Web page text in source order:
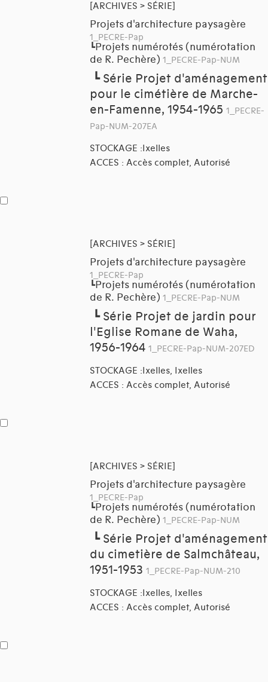
[ARCHIVES > SÉRIE]
Projets d'architecture paysagère
1_PECRE-Pap
┗Projets numérotés (numérotation
de R. Pechère) 1_PECRE-Pap-NUM
┗ Série Projet d'aménagement
pour le cimétière de Marche-
en-Famenne, 1954-1965 1_PECRE-
Pap-NUM-207EA
STOCKAGE :Ixelles
ACCES : Accès complet, Autorisé
[ARCHIVES > SÉRIE]
Projets d'architecture paysagère
1_PECRE-Pap
┗Projets numérotés (numérotation
de R. Pechère) 1_PECRE-Pap-NUM
┗ Série Projet de jardin pour
l'Eglise Romane de Waha,
1956-1964 1_PECRE-Pap-NUM-207ED
STOCKAGE :Ixelles, Ixelles
ACCES : Accès complet, Autorisé
[ARCHIVES > SÉRIE]
Projets d'architecture paysagère
1_PECRE-Pap
┗Projets numérotés (numérotation
de R. Pechère) 1_PECRE-Pap-NUM
┗ Série Projet d'aménagement
du cimetière de Salmchâteau,
1951-1953 1_PECRE-Pap-NUM-210
STOCKAGE :Ixelles, Ixelles
ACCES : Accès complet, Autorisé